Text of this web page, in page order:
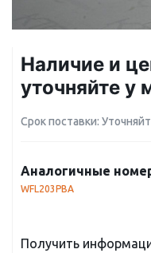
Наличие и
уточняйте у
Срок поставки:
Аналогичные
WFL203PBA
Получить